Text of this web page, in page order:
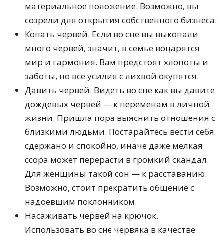
материальное положение. Возможно, вы
созрели для открытия собственного бизнеса.
Копать червей. Если во сне вы выкопали
много червей, значит, в семье воцарятся
мир и гармония. Вам предстоят хлопоты и
заботы, но все усилия с лихвой окупятся.
Давить червей. Видеть во сне как вы давите
дождевых червей — к переменам в личной
жизни. Пришла пора выяснить отношения с
близкими людьми. Постарайтесь вести себя
сдержано и спокойно, иначе даже мелкая
ссора может перерасти в громкий скандал.
Для женщины такой сон — к расставанию.
Возможно, стоит прекратить общение с
надоевшим поклонником.
Насаживать червей на крючок.
Использовать во сне червяка в качестве